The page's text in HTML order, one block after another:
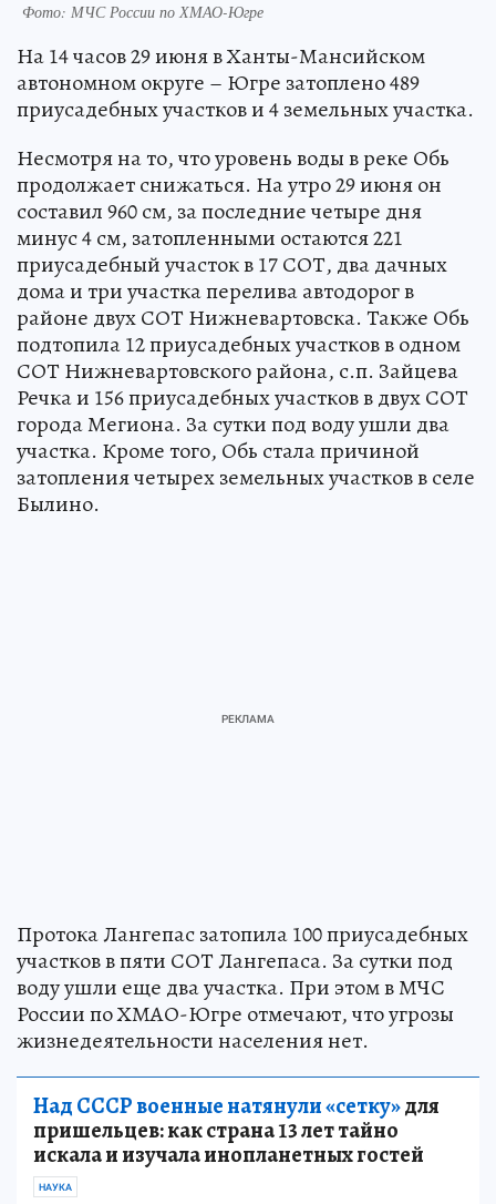
Фото: МЧС России по ХМАО-Югре
На 14 часов 29 июня в Ханты-Мансийском
автономном округе – Югре затоплено 489
приусадебных участков и 4 земельных участка.
Несмотря на то, что уровень воды в реке Обь
продолжает снижаться. На утро 29 июня он
составил 960 см, за последние четыре дня
минус 4 см, затопленными остаются 221
приусадебный участок в 17 СОТ, два дачных
дома и три участка перелива автодорог в
районе двух СОТ Нижневартовска. Также Обь
подтопила 12 приусадебных участков в одном
СОТ Нижневартовского района, с.п. Зайцева
Речка и 156 приусадебных участков в двух СОТ
города Мегиона. За сутки под воду ушли два
участка. Кроме того, Обь стала причиной
затопления четырех земельных участков в селе
Былино.
Протока Лангепас затопила 100 приусадебных
участков в пяти СОТ Лангепаса. За сутки под
воду ушли еще два участка. При этом в МЧС
России по ХМАО-Югре отмечают, что угрозы
жизнедеятельности населения нет.
Над СССР военные натянули «сетку»для
пришельцев: как страна 13 лет тайно
искала и изучала инопланетных гостей
НАУКА